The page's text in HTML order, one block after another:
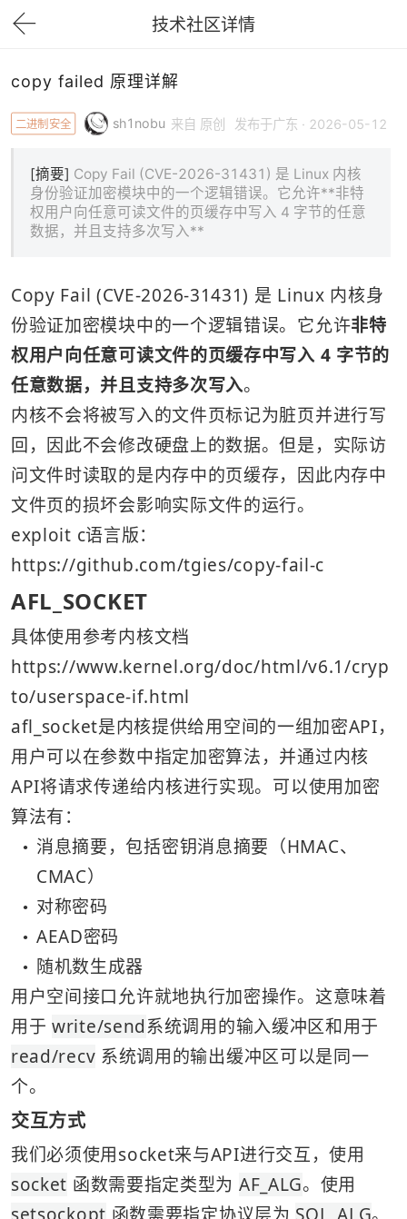
技术社区详情
下拉刷新
copy failed 原理详解
二进制安全 sh1nobu 来自 原创 发布于广东 · 2026-05-12
[摘要] Copy Fail (CVE-2026-31431) 是 Linux 内核
身份验证加密模块中的一个逻辑错误。它允许**非特
权用户向任意可读文件的页缓存中写入 4 字节的任意
数据，并且支持多次写入**
Copy Fail (CVE-2026-31431) 是 Linux 内核身
份验证加密模块中的一个逻辑错误。它允许非特
权用户向任意可读文件的页缓存中写入 4 字节的
任意数据，并且支持多次写入。
内核不会将被写入的文件页标记为脏页并进行写
回，因此不会修改硬盘上的数据。但是，实际访
问文件时读取的是内存中的页缓存，因此内存中
文件页的损坏会影响实际文件的运行。
exploit c语言版：
https://github.com/tgies/copy-fail-c
AFL_SOCKET
具体使用参考内核文档
https://www.kernel.org/doc/html/v6.1/cryp
to/userspace-if.html
afl_socket是内核提供给用空间的一组加密API，
用户可以在参数中指定加密算法，并通过内核
API将请求传递给内核进行实现。可以使用加密
算法有：
●
消息摘要，包括密钥消息摘要（HMAC、
CMAC）
● 对称密码
● AEAD密码
●
随机数生成器
用户空间接口允许就地执行加密操作。这意味着
用于 write/send系统调用的输入缓冲区和用于
read/recv 系统调用的输出缓冲区可以是同一
个。
交互方式
我们必须使用socket来与API进行交互，使用
socket 函数需要指定类型为 AF_ALG。使用